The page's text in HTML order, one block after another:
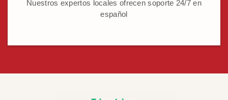
Nuestros expertos locales ofrecen soporte 24/7 en
español